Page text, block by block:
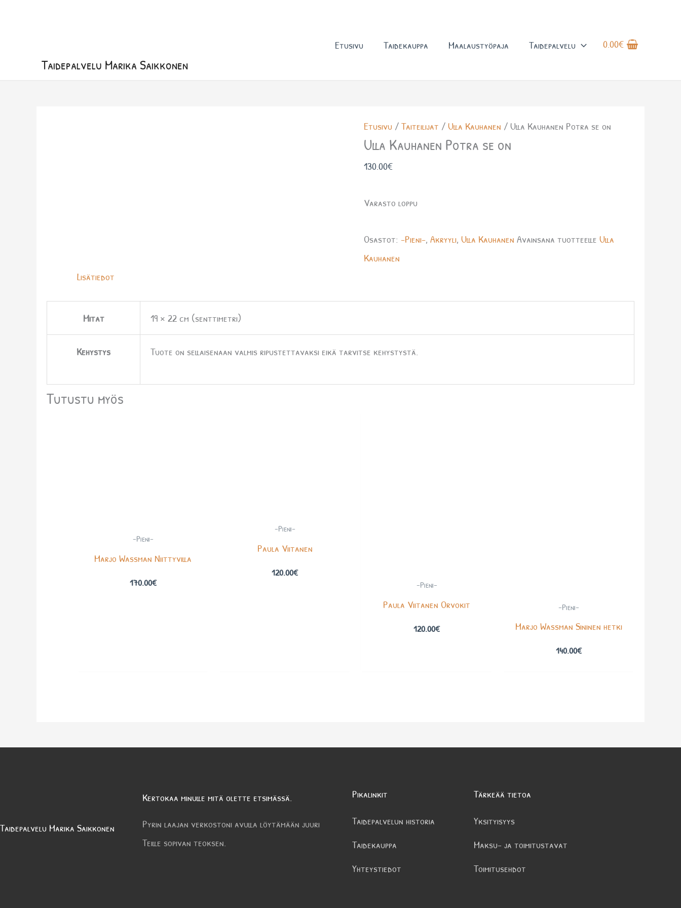
Taidepalvelu Marika Saikkonen
Etusivu Taidekauppa Maalaustyöpaja Taidepalvelu 0.00€
Etusivu /Taiteilijat /Ulla Kauhanen / Ulla Kauhanen Potra se on
Ulla Kauhanen Potra se on
130.00€
Varasto loppu
Osastot:-Pieni-,Akryyli,Ulla Kauhanen Avainsana tuotteelleUlla
Kauhanen
Lisätiedot
Mitat 19 × 22 cm (senttimetri)
Kehystys Tuote on sellaisenaan valmis ripustettavaksi eikä tarvitse kehystystä.
Tutustu myös
-Pieni-
Marjo Wassman Niittyvilla
170.00€
-Pieni-
Paula Viitanen
120.00€
-Pieni-
Paula Viitanen Orvokit
120.00€
-Pieni-
Marjo Wassman Sininen hetki
140.00€
Taidepalvelu Marika Saikkonen
Kertokaa minulle mitä olette etsimässä.
Pyrin laajan verkostoni avulla löytämään juuri
Teille sopivan teoksen.
Pikalinkit
Taidepalvelun historia
Taidekauppa
Yhteystiedot
Tärkeää tietoa
Yksityisyys
Maksu- ja toimitustavat
Toimitusehdot